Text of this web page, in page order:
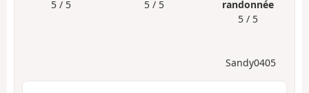
5 / 5
5 / 5
randonnée
5 / 5
Sandy0405